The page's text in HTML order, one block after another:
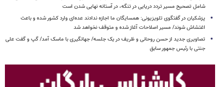
شامل تصحیح مسیر تردد دریایی در تنگه، در آستانه نهایی شدن است
پزشکیان در گفتگوی تلویزیونی: همسایگان ما اجازه ندادند عده‌ای وارد کشور شده و باعث
اغتشاش شوند/ مسیر اصلاحات آغاز شده و متوقف نخواهد شد
تصاویری جدید از حسن روحانی و ظریف در یک جلسه/ جهانگیری با ماسک آمد/ گپ و گفت علی
جنتی با رئیس جمهور سابق